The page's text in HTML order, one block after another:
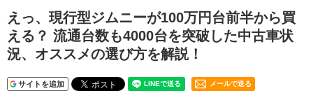
えっ、現行型ジムニーが100万円台前半から買
える？ 流通台数も4000台を突破した中古車状
況、オススメの選び方を解説！
サイトを追加 メールで送る